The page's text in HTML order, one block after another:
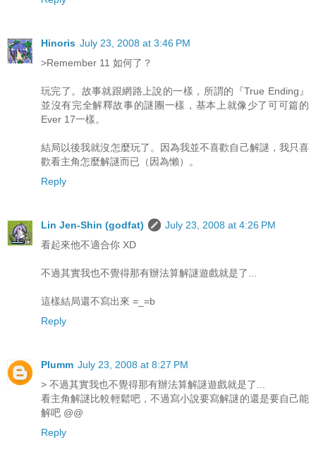
Hinoris July 23, 2008 at 3:46 PM
>Remember 11 如何了？
玩完了。故事就跟網路上說的一樣，所謂的『True Ending』
並沒有完全解釋故事的謎團一樣，基本上就像少了可可篇的
Ever 17一樣。
結局以後我就沒怎麼玩了。因為我並不喜歡自己解謎，我只喜
歡看主角怎麼解謎而已（因為懶）。
Reply
Lin Jen-Shin (godfat)
July 23, 2008 at 4:26 PM
看起來他不適合你 XD
不過其實我也不覺得那有辦法算解謎遊戲就是了...
這樣結局還不寫出來 =_=b
Reply
Plumm July 23, 2008 at 8:27 PM
> 不過其實我也不覺得那有辦法算解謎遊戲就是了...
看主角解謎比較輕鬆吧，不過寫小說要寫解謎的還是要自己能
解吧 @@
Reply